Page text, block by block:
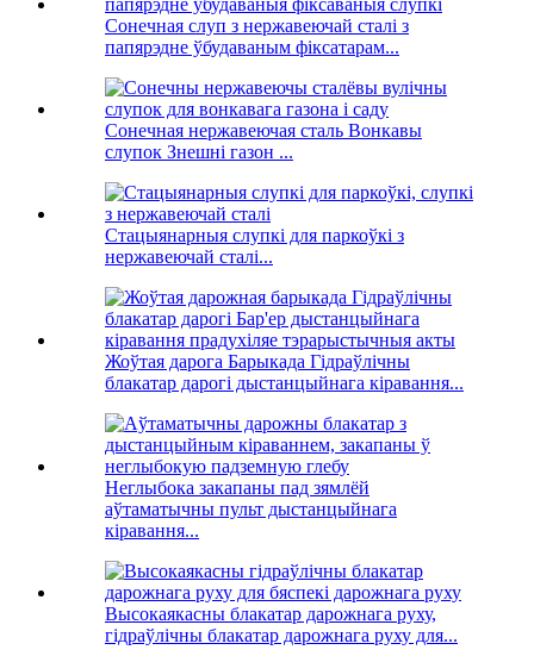
Сонечная слуп з нержавеючай сталі з
папярэдне ўбудаваным фіксатарам...
Сонечная нержавеючая сталь Вонкавы
слупок Знешні газон ...
Стацыянарныя слупкі для паркоўкі з
нержавеючай сталі...
Жоўтая дарога Барыкада Гідраўлічны
блакатар дарогі дыстанцыйнага кіравання...
Неглыбока закапаны пад зямлёй
аўтаматычны пульт дыстанцыйнага
кіравання...
Высокаякасны блакатар дарожнага руху,
гідраўлічны блакатар дарожнага руху для...